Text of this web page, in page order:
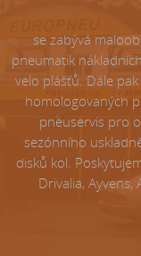
se zabývá
pneumatik
velo plášťů. Dále
homologovaných
pneuservis pro
sezónního
disků kol.
Drivalia, Ayvens,